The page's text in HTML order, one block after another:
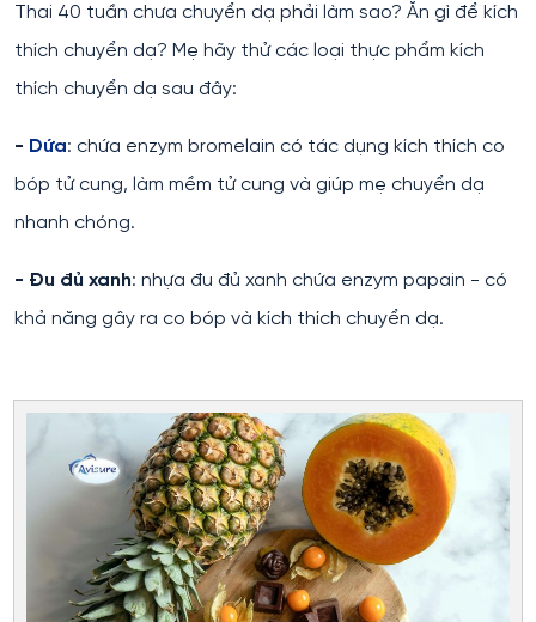
Thai 40 tuần chưa chuyển dạ phải làm sao? Ăn gì để kích
thích chuyển dạ? Mẹ hãy thử các loại thực phẩm kích
thích chuyển dạ sau đây:
- Dứa: chứa enzym bromelain có tác dụng kích thích co
bóp tử cung, làm mềm tử cung và giúp mẹ chuyển dạ
nhanh chóng.
- Đu đủ xanh: nhựa đu đủ xanh chứa enzym papain - có
khả năng gây ra co bóp và kích thích chuyển dạ.